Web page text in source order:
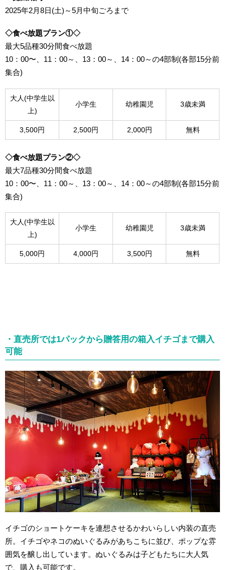
2025年2月8日(土)～5月中旬ごろまで
◇食べ放題プラン①◇
最大5品種30分間食べ放題
10：00〜、11：00～、13：00～、14：00～の4部制(各部15分前
集合)
大人(中学生以
上)
小学生 幼稚園児 3歳未満
3,500円 2,500円 2,000円 無料
◇食べ放題プラン②◇
最大7品種30分間食べ放題
10：00〜、11：00～、13：00～、14：00～の4部制(各部15分前
集合)
大人(中学生以
上)
小学生 幼稚園児 3歳未満
5,000円 4,000円 3,500円 無料
・直売所では1パックから贈答用の箱入イチゴまで購入
可能
イチゴのショートケーキを連想させるかわいらしい内装の直売
所。イチゴやネコのぬいぐるみがあちこちに並び、ポップな雰
囲気を醸し出しています。ぬいぐるみは子どもたちに大人気
で、購入も可能です。